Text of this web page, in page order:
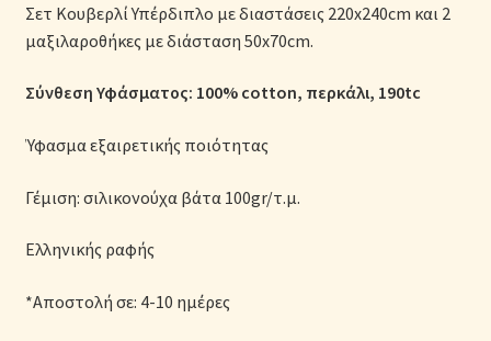
Παιδικά Λευκά Είδη
Παπλώματα για Ζεστασιά & Άνεση
Παπλωματοθήκες
Πικέ Κουβέρτες
Σετ Κουβερλί Υπέρδιπλο με διαστάσεις 220x240cm και 2
μαξιλαροθήκες με διάσταση 50x70cm.
Σύνθεση Υφάσματος: 100% cotton, περκάλι, 190tc
Ύφασμα εξαιρετικής ποιότητας
Γέμιση: σιλικονούχα βάτα 100gr/τ.μ.
Ελληνικής ραφής
*Αποστολή σε: 4-10 ημέρες